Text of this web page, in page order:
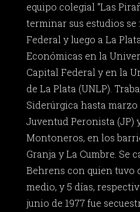
equipo colegial “Las
terminar sus estudios se
Federal y luego a La
Económicas en la
Capital Federal y en la
de La Plata (UNLP).
Siderúrgica hasta marzo
Juventud Peronista (JP)
Montoneros, en los
Granja y La Cumbre. Se
Behrens con quien tuvo
medio, y 5 días,
junio de 1977 fue